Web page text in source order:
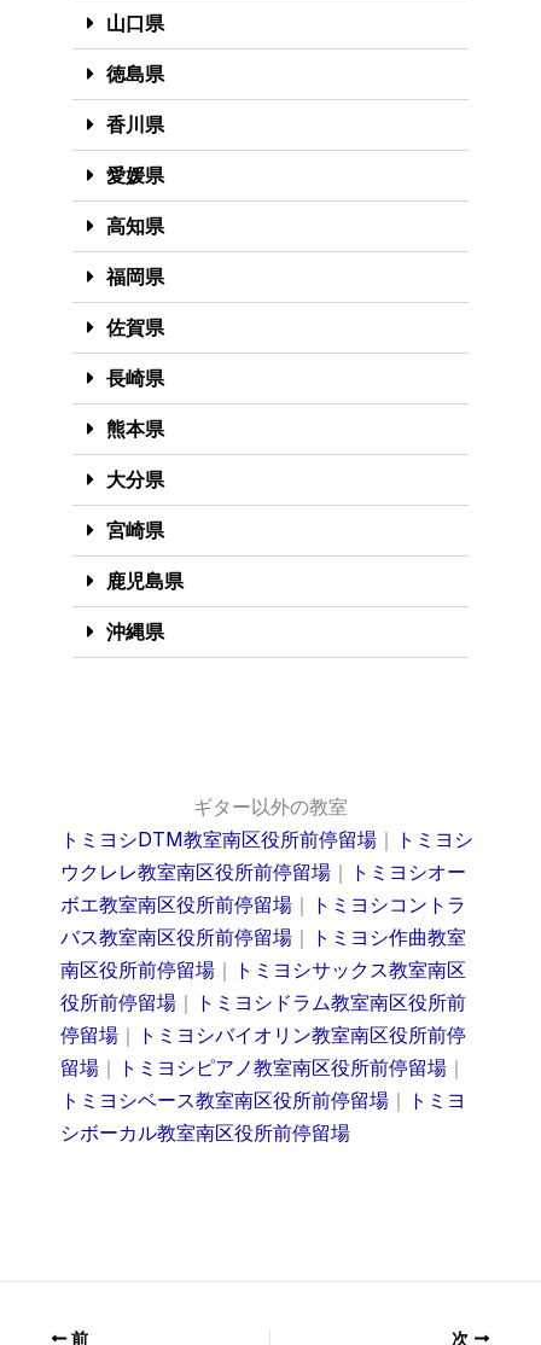
山口県
徳島県
香川県
愛媛県
高知県
福岡県
佐賀県
長崎県
熊本県
大分県
宮崎県
鹿児島県
沖縄県
ギター以外の教室
トミヨシDTM教室南区役所前停留場 ｜ トミヨシ
ウクレレ教室南区役所前停留場 ｜ トミヨシオー
ボエ教室南区役所前停留場 ｜ トミヨシコントラ
バス教室南区役所前停留場 ｜ トミヨシ作曲教室
南区役所前停留場 ｜ トミヨシサックス教室南区
役所前停留場 ｜ トミヨシドラム教室南区役所前
停留場 ｜ トミヨシバイオリン教室南区役所前停
留場 ｜ トミヨシピアノ教室南区役所前停留場 ｜
トミヨシベース教室南区役所前停留場 ｜ トミヨ
シボーカル教室南区役所前停留場
前 次